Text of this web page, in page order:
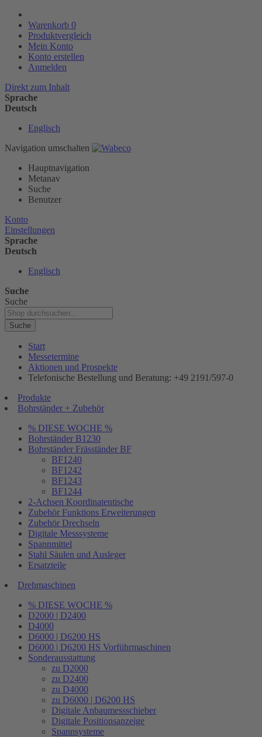
Warenkorb 0
Produktvergleich
Mein Konto
Konto erstellen
Anmelden
Direkt zum Inhalt
Sprache
Deutsch
Englisch
Navigation umschalten
Hauptnavigation
Metanav
Suche
Benutzer
Konto
Einstellungen
Sprache
Deutsch
Englisch
Suche
Suche
Suche
Start
Messetermine
Aktionen und Prospekte
Telefonische Bestellung und Beratung: +49 2191/597-0
Produkte
Bohrständer + Zubehör
% DIESE WOCHE %
Bohrständer B1230
Bohrständer Fräsständer BF
BF1240
BF1242
BF1243
BF1244
2-Achsen Koordinatentische
Zubehör Funktions Erweiterungen
Zubehör Drechseln
Digitale Messsysteme
Spannmittel
Stahl Säulen und Ausleger
Ersatzteile
Drehmaschinen
% DIESE WOCHE %
D2000 | D2400
D4000
D6000 | D6200 HS
D6000 | D6200 HS Vorführmaschinen
Sonderausstattung
zu D2000
zu D2400
zu D4000
zu D6000 | D6200 HS
Digitale Anbaumessschieber
Digitale Positionsanzeige
Spannsysteme